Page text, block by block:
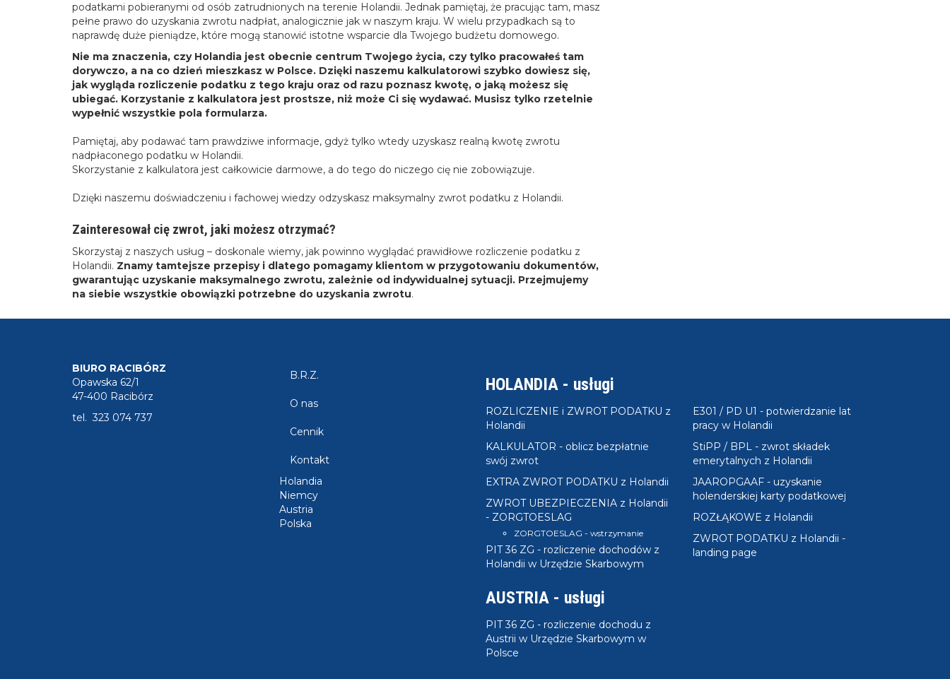
podatkami pobieranymi od osób zatrudnionych na terenie Holandii. Jednak pamiętaj, że pracując tam, masz
pełne prawo do uzyskania zwrotu nadpłat, analogicznie jak w naszym kraju. W wielu przypadkach są to
naprawdę duże pieniądze, które mogą stanowić istotne wsparcie dla Twojego budżetu domowego.
Nie ma znaczenia, czy Holandia jest obecnie centrum Twojego życia, czy tylko pracowałeś tam
dorywczo, a na co dzień mieszkasz w Polsce. Dzięki naszemu kalkulatorowi szybko dowiesz się,
jak wygląda rozliczenie podatku z tego kraju oraz od razu poznasz kwotę, o jaką możesz się
ubiegać. Korzystanie z kalkulatora jest prostsze, niż może Ci się wydawać. Musisz tylko rzetelnie
wypełnić wszystkie pola formularza.
Pamiętaj, aby podawać tam prawdziwe informacje, gdyż tylko wtedy uzyskasz realną kwotę zwrotu
nadpłaconego podatku w Holandii.
Skorzystanie z kalkulatora jest całkowicie darmowe, a do tego do niczego cię nie zobowiązuje.
Dzięki naszemu doświadczeniu i fachowej wiedzy odzyskasz maksymalny zwrot podatku z Holandii.
Zainteresował cię zwrot, jaki możesz otrzymać?
Skorzystaj z naszych usług – doskonale wiemy, jak powinno wyglądać prawidłowe rozliczenie podatku z
Holandii. Znamy tamtejsze przepisy i dlatego pomagamy klientom w przygotowaniu dokumentów,
gwarantując uzyskanie maksymalnego zwrotu, zależnie od indywidualnej sytuacji. Przejmujemy
na siebie wszystkie obowiązki potrzebne do uzyskania zwrotu.
BIURO RACIBÓRZ
Opawska 62/1
47-400 Racibórz
tel. 323 074 737
B.R.Z.
O nas
Cennik
Kontakt
Holandia
Niemcy
Austria
Polska
HOLANDIA - usługi
ROZLICZENIE i ZWROT PODATKU z
Holandii
KALKULATOR - oblicz bezpłatnie
swój zwrot
EXTRA ZWROT PODATKU z Holandii
ZWROT UBEZPIECZENIA z Holandii
- ZORGTOESLAG
ZORGTOESLAG - wstrzymanie
PIT 36 ZG - rozliczenie dochodów z
Holandii w Urzędzie Skarbowym
E301 / PD U1 - potwierdzanie lat
pracy w Holandii
StiPP / BPL - zwrot składek
emerytalnych z Holandii
JAAROPGAAF - uzyskanie
holenderskiej karty podatkowej
ROZŁĄKOWE z Holandii
ZWROT PODATKU z Holandii -
landing page
AUSTRIA - usługi
PIT 36 ZG - rozliczenie dochodu z
Austrii w Urzędzie Skarbowym w
Polsce